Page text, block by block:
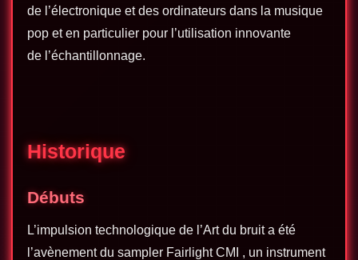
de l’électronique et des ordinateurs dans la musique
pop et en particulier pour l’utilisation innovante
de l’échantillonnage.
Historique
Débuts
L’impulsion technologique de l’Art du bruit a été
l’avènement du sampler Fairlight CMI , un instrument